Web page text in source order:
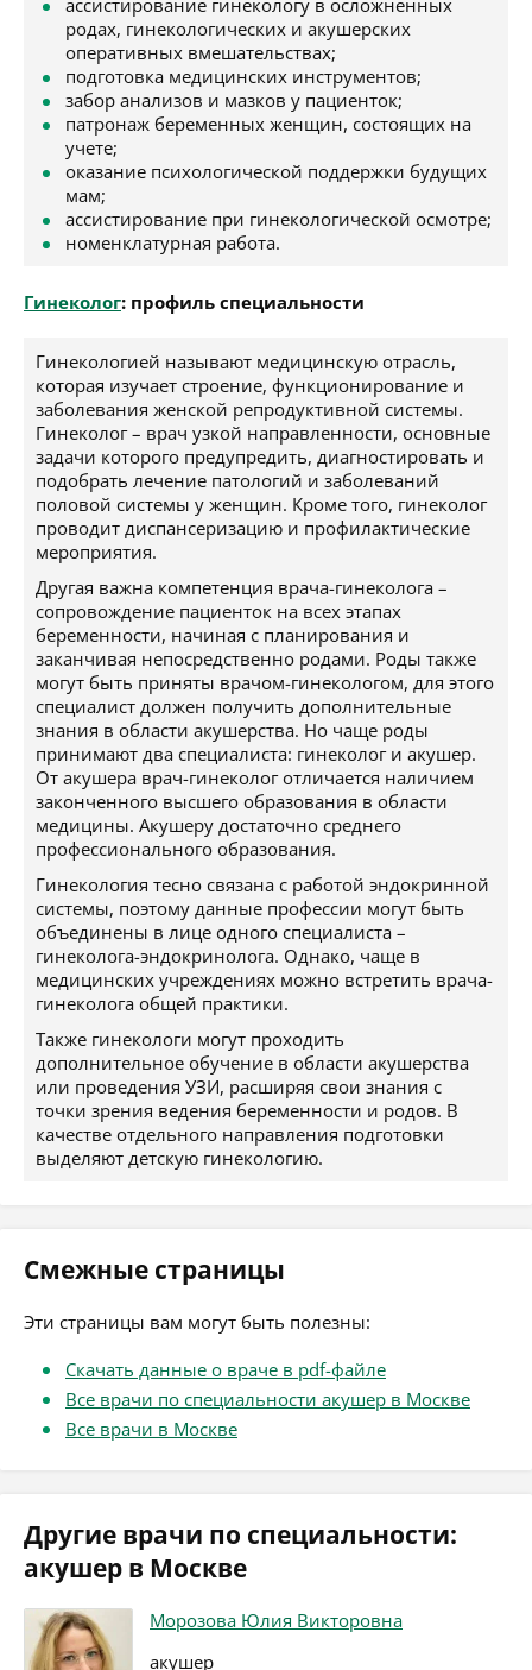
ассистирование гинекологу в осложненных
родах, гинекологических и акушерских
оперативных вмешательствах;
подготовка медицинских инструментов;
забор анализов и мазков у пациенток;
патронаж беременных женщин, состоящих на
учете;
оказание психологической поддержки будущих
мам;
ассистирование при гинекологической осмотре;
номенклатурная работа.
Гинеколог: профиль специальности
Гинекологией называют медицинскую отрасль,
которая изучает строение, функционирование и
заболевания женской репродуктивной системы.
Гинеколог – врач узкой направленности, основные
задачи которого предупредить, диагностировать и
подобрать лечение патологий и заболеваний
половой системы у женщин. Кроме того, гинеколог
проводит диспансеризацию и профилактические
мероприятия.
Другая важна компетенция врача-гинеколога –
сопровождение пациенток на всех этапах
беременности, начиная с планирования и
заканчивая непосредственно родами. Роды также
могут быть приняты врачом-гинекологом, для этого
специалист должен получить дополнительные
знания в области акушерства. Но чаще роды
принимают два специалиста: гинеколог и акушер.
От акушера врач-гинеколог отличается наличием
законченного высшего образования в области
медицины. Акушеру достаточно среднего
профессионального образования.
Гинекология тесно связана с работой эндокринной
системы, поэтому данные профессии могут быть
объединены в лице одного специалиста –
гинеколога-эндокринолога. Однако, чаще в
медицинских учреждениях можно встретить врача-
гинеколога общей практики.
Также гинекологи могут проходить
дополнительное обучение в области акушерства
или проведения УЗИ, расширяя свои знания с
точки зрения ведения беременности и родов. В
качестве отдельного направления подготовки
выделяют детскую гинекологию.
Смежные страницы
Эти страницы вам могут быть полезны:
Скачать данные о враче в pdf-файле
Все врачи по специальности акушер в Москве
Все врачи в Москве
Другие врачи по специальности:
акушер в Москве
Морозова Юлия Викторовна
акушер